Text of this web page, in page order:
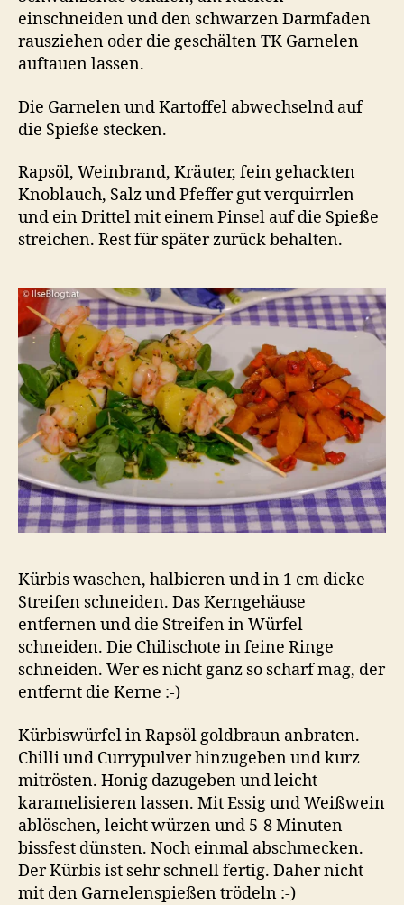
einschneiden und den schwarzen Darmfaden
rausziehen oder die geschälten TK Garnelen
auftauen lassen.
Die Garnelen und Kartoffel abwechselnd auf
die Spieße stecken.
Rapsöl, Weinbrand, Kräuter, fein gehackten
Knoblauch, Salz und Pfeffer gut verquirrlen
und ein Drittel mit einem Pinsel auf die Spieße
streichen. Rest für später zurück behalten.
Kürbis waschen, halbieren und in 1 cm dicke
Streifen schneiden. Das Kerngehäuse
entfernen und die Streifen in Würfel
schneiden. Die Chilischote in feine Ringe
schneiden. Wer es nicht ganz so scharf mag, der
entfernt die Kerne :-)
Kürbiswürfel in Rapsöl goldbraun anbraten.
Chilli und Currypulver hinzugeben und kurz
mitrösten. Honig dazugeben und leicht
karamelisieren lassen. Mit Essig und Weißwein
ablöschen, leicht würzen und 5-8 Minuten
bissfest dünsten. Noch einmal abschmecken.
Der Kürbis ist sehr schnell fertig. Daher nicht
mit den Garnelenspießen trödeln :-)